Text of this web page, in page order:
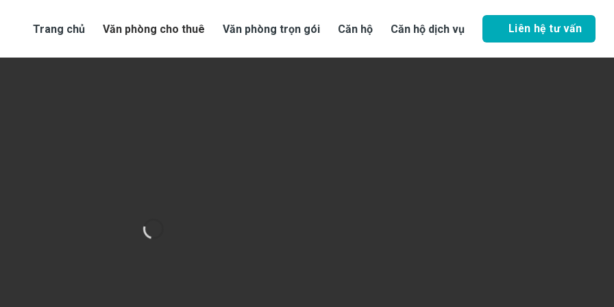
Trang chủ Văn phòng cho thuê Văn phòng trọn gói Căn hộ Căn hộ dịch vụ Liên hệ tư vấn